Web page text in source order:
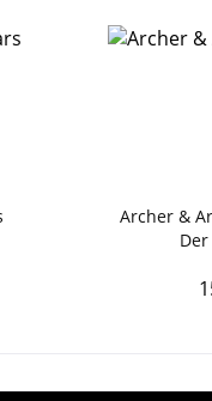
Archer &